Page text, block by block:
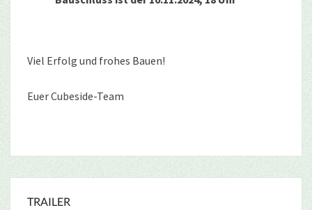
Viel Erfolg und frohes Bauen!
Euer Cubeside-Team
TRAILER